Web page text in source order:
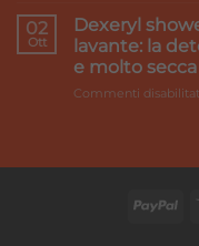
02
Ott
Dexeryl
lavante: la
e molto secca
Commenti